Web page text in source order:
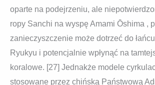
oparte na podejrzeniu, ale
ropy Sanchi na wyspę Amami Ōshima ,
zanieczyszczenie może dotrzeć do
Ryukyu i potencjalnie wpłynąć na
koralowe. [27] Jednakże modele
stosowane przez chińską Państwową